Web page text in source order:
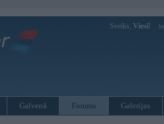
Sveiks, Viesi!
Galvenā Forums Galerijas